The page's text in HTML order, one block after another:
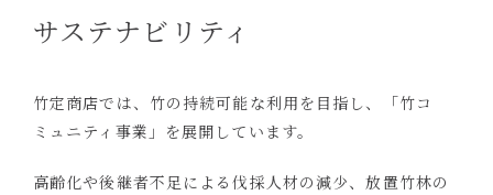
サステナビリティ
竹定商店では、竹の持続可能な利用を目指し、
「竹コ
ミュニティ事業」を展開しています。
高齢化や後継者不足による伐採人材の減少、放置竹林の